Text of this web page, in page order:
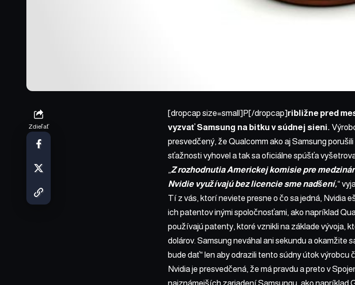
Zdieľať
[dropcap size=small]P[/dropcap]ribližne pred
vyzvať Samsung na bitku v súdnej sieni.
presvedčený, že Qualcomm ako aj Samsung
sťažnosti vyhovel a tak sa oficiálne spúšťa
„Z rozhodnutia Americkej komisie pre
Nvidie využívajú bez licencie sme nadšení,“
Tí z vás, ktorí neviete presne o čo sa jedná, Nvidia
ich patentov inými spoločnosťami, ako napríklad
používajú patenty, ktoré vznikli na základe vývoja,
dolárov. Samsung neváhal ani sekundu a okamžite
bude dať“ len aby odrazili tento súdny útok výrobcu
Nvidia je presvedčená, že má pravdu a preto v